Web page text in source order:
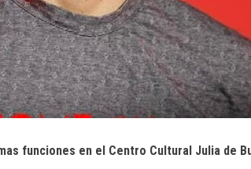
funciones en el Centro Cultural Julia de